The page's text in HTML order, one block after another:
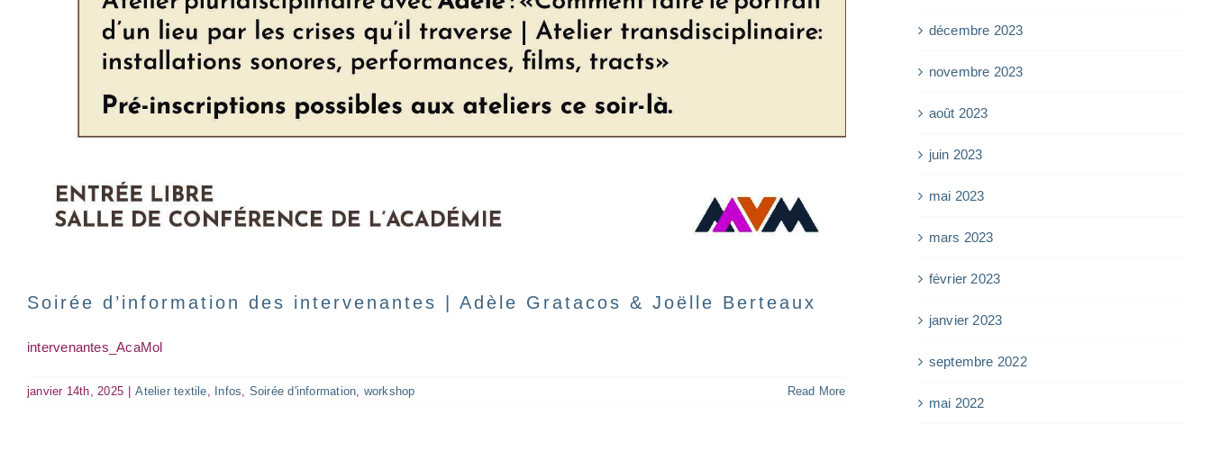
Soirée d’information des intervenantes | Adèle Gratacos & Joëlle Berteaux
intervenantes_AcaMol
janvier 14th, 2025 | Atelier textile Infos Soirée d'information workshop Read More
décembre 2023
novembre 2023
août 2023
juin 2023
mai 2023
mars 2023
février 2023
janvier 2023
septembre 2022
mai 2022